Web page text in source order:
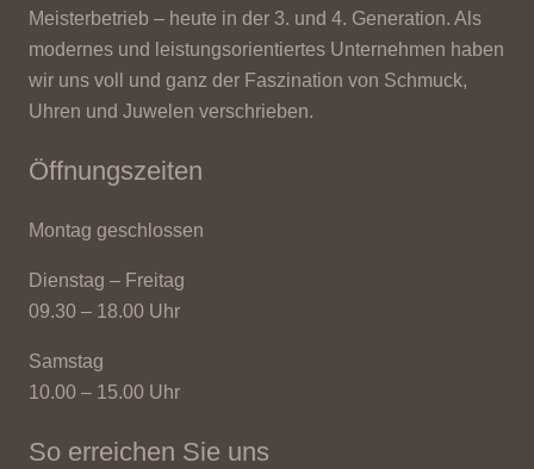
Meisterbetrieb – heute in der 3. und 4. Generation. Als
modernes und leistungsorientiertes Unternehmen haben
wir uns voll und ganz der Faszination von Schmuck,
Uhren und Juwelen verschrieben.
Öffnungszeiten
Montag geschlossen
Dienstag – Freitag
09.30 – 18.00 Uhr
Samstag
10.00 – 15.00 Uhr
So erreichen Sie uns